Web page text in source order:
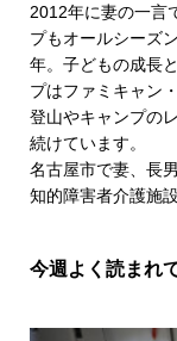
2012年に妻の一言
プもオールシーズ
年。子どもの成長
プはファミキャン
登山やキャンプの
続けています。
名古屋市で妻、長
知的障害者介護施設
今週よく読まれ